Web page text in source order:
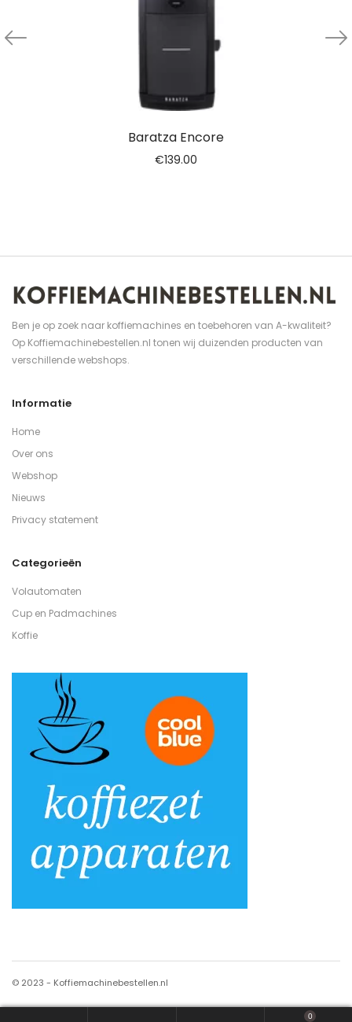
Baratza Encore
€139.00
Ben je op zoek naar koffiemachines en toebehoren van A-kwaliteit?
Op Koffiemachinebestellen.nl tonen wij duizenden producten van
verschillende webshops.
Informatie
Home
Over ons
Webshop
Nieuws
Privacy statement
Categorieën
Volautomaten
Cup en Padmachines
Koffie
© 2023 - Koffiemachinebestellen.nl
0